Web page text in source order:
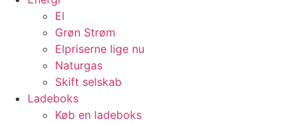
El
Grøn Strøm
Elpriserne lige nu
Naturgas
Skift selskab
Ladeboks
Køb en ladeboks